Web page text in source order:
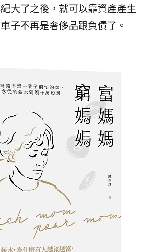
大了之後，就可以靠資產產生
子不再是奢侈品跟負債了。